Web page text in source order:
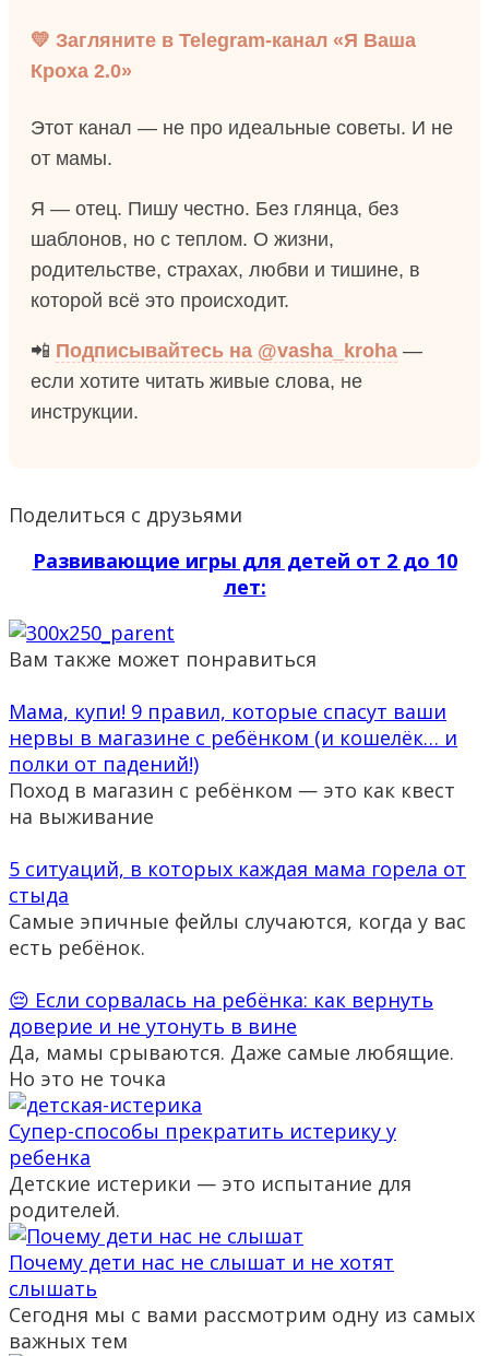
💛 Загляните в Telegram-канал «Я Ваша
Кроха 2.0»
Этот канал — не про идеальные советы. И не
от мамы.
Я — отец. Пишу честно. Без глянца, без
шаблонов, но с теплом. О жизни,
родительстве, страхах, любви и тишине, в
которой всё это происходит.
📲 Подписывайтесь на @vasha_kroha —
если хотите читать живые слова, не
инструкции.
Поделиться с друзьями
Развивающие игры для детей от 2 до 10
лет:
Вам также может понравиться
Мама, купи! 9 правил, которые спасут ваши
нервы в магазине с ребёнком (и кошелёк… и
полки от падений!)
Поход в магазин с ребёнком — это как квест
на выживание
5 ситуаций, в которых каждая мама горела от
стыда
Самые эпичные фейлы случаются, когда у вас
есть ребёнок.
😔 Если сорвалась на ребёнка: как вернуть
доверие и не утонуть в вине
Да, мамы срываются. Даже самые любящие.
Но это не точка
Супер-способы прекратить истерику у
ребенка
Детские истерики — это испытание для
родителей.
Почему дети нас не слышат и не хотят
слышать
Сегодня мы с вами рассмотрим одну из самых
важных тем